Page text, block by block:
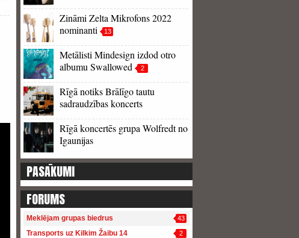
Zināmi Zelta Mikrofons 2022
nominanti
13
Metālisti Mindesign izdod otro
albumu Swallowed
2
Rīgā notiks Brālīgo tautu
sadraudzības koncerts
Rīgā koncertēs grupa Wolfredt no
Igaunijas
PASĀKUMI
FORUMS
Meklējam grupas biedrus 43
Transports uz Kilkim Žaibu 14 2